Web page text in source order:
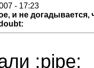
- 17:23
и не
:pipe: